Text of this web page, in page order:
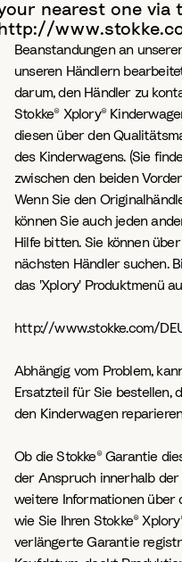
nearest one via
Beanstandungen an
unseren Händlern
darum, den Händler zu
Stokke® Xplory®
diesen über den
des Kinderwagens. (Sie
zwischen den beiden
Wenn Sie den
können Sie auch jeden
Hilfe bitten. Sie können
nächsten Händler suchen.
das 'Xplory' Produktmenü
http://www.stokke.com/
Abhängig vom Problem,
Ersatzteil für Sie bestellen,
den Kinderwagen
Ob die Stokke® Garantie
der Anspruch innerhalb
weitere Informationen über
wie Sie Ihren Stokke®
verlängerte Garantie